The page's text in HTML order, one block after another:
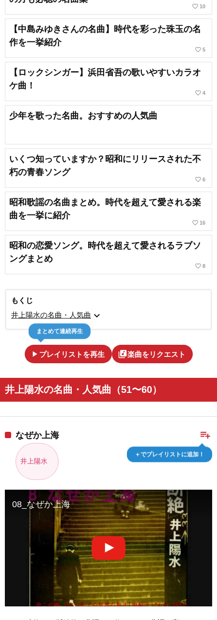
favorite_border 10
【中島みゆきさんの名曲】時代を彩った珠玉の名
作を一挙紹介
favorite_border 5
【ロックシンガー】浜田省吾の歌いやすいカラオ
ケ曲！
favorite_border 4
少年を歌った名曲。おすすめの人気曲
いくつ知っていますか？昭和にリリースされた不
朽の青春ソング
favorite_border 6
昭和歌謡の名曲まとめ。時代を超えて愛される楽
曲を一挙に紹介
favorite_border 16
昭和の恋愛ソング。時代を超えて愛されるラブソ
ングまとめ
favorite_border 8
もくじ
井上陽水の名曲・人気曲 expand_more
play_arrow プレイリストを再生
まとめて連続再生
library_music楽曲をリクエスト
井上陽水の名曲・人気曲（51〜60）
playlist_add
＋でプレイリストに追加！
なぜか上海
井上陽水
08_なぜか上海